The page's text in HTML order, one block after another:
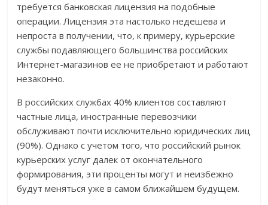
требуется банковская лицензия на подобные
операции. Лицензия эта настолько недешева и
непроста в получении, что, к примеру, курьерские
службы подавляющего большинства российских
Интернет-магазинов ее не приобретают и работают
незаконно.
В российских службах 40% клиентов составляют
частные лица, иностранные перевозчики
обслуживают почти исключительно юридических лиц
(90%). Однако с учетом того, что российский рынок
курьерских услуг далек от окончательного
формирования, эти проценты могут и неизбежно
будут меняться уже в самом ближайшем будущем.